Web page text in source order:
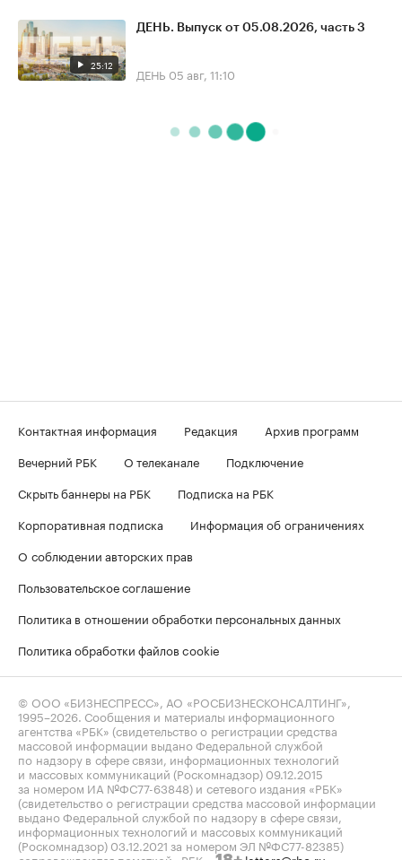
25:12
ДЕНЬ. Выпуск от 05.08.2026, часть 3
ДЕНЬ 05 авг, 11:10
Контактная информация Редакция
Архив программ
Вечерний РБК
О телеканале
Подключение
Скрыть баннеры на РБК
Подписка на РБК
Корпоративная подписка
Информация об ограничениях
О соблюдении авторских прав
Пользовательское соглашение
Политика в отношении обработки персональных данных
Политика обработки файлов cookie
© ООО «БИЗНЕСПРЕСС», АО «РОСБИЗНЕСКОНСАЛТИНГ»,
1995–2026 . Сообщения и материалы информационного
агентства «РБК» (свидетельство о регистрации средства
массовой информации выдано Федеральной службой
по надзору в сфере связи, информационных технологий
и массовых коммуникаций (Роскомнадзор) 09.12.2015
за номером ИА №ФС77-63848) и сетевого издания «РБК»
(свидетельство о регистрации средства массовой информации
выдано Федеральной службой по надзору в сфере связи,
информационных технологий и массовых коммуникаций
(Роскомнадзор) 03.12.2021 за номером ЭЛ №ФС77-82385)